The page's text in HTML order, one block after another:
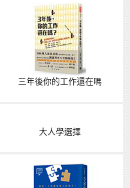
三年後你的工作還在嗎
大人學選擇